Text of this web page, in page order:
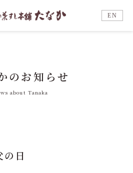
EN
のお知らせ
about Tanaka
の日